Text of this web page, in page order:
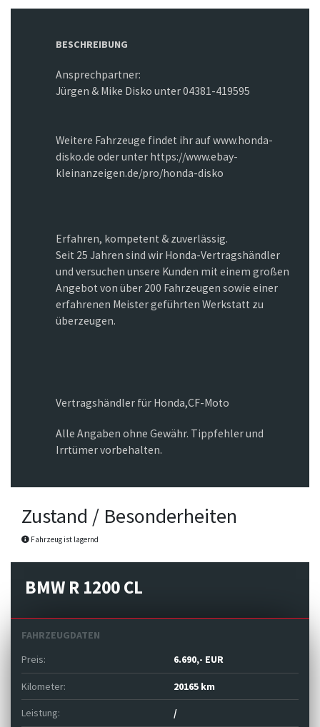
BESCHREIBUNG
Ansprechpartner:
Jürgen & Mike Disko unter 04381-419595
Weitere Fahrzeuge findet ihr auf www.honda-
disko.de oder unter https://www.ebay-
kleinanzeigen.de/pro/honda-disko
Erfahren, kompetent & zuverlässig.
Seit 25 Jahren sind wir Honda-Vertragshändler
und versuchen unsere Kunden mit einem großen
Angebot von über 200 Fahrzeugen sowie einer
erfahrenen Meister geführten Werkstatt zu
überzeugen.
Vertragshändler für Honda,CF-Moto
Alle Angaben ohne Gewähr. Tippfehler und
Irrtümer vorbehalten.
Zustand / Besonderheiten
Fahrzeug ist lagernd
BMW R 1200 CL
FAHRZEUGDATEN
Preis:
6.690,- EUR
Kilometer: 20165 km
Leistung: /